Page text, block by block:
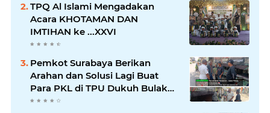
TPQ Al Islami Mengadakan
Acara KHOTAMAN DAN
IMTIHAN ke ...XXVI
Pemkot Surabaya Berikan
Arahan dan Solusi Lagi Buat
Para PKL di TPU Dukuh Bulak
Banteng Surabaya